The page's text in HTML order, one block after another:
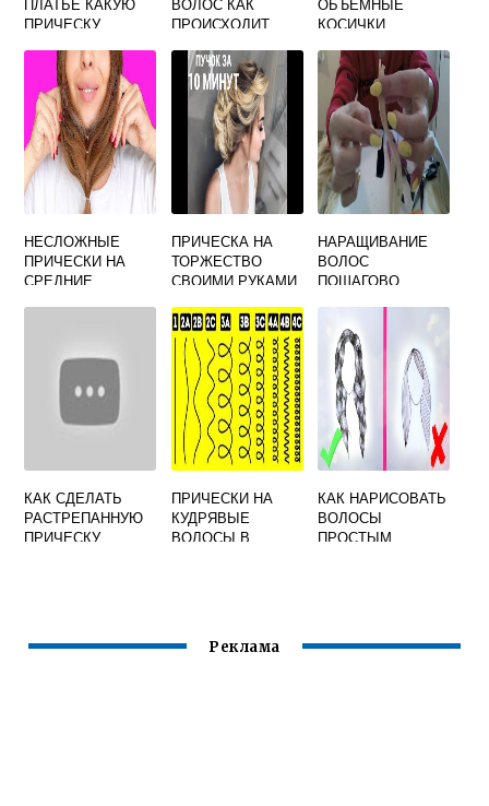
ПРИЧЕСКУ
ПРОИСХОДИТ
КОСИЧКИ
НЕСЛОЖНЫЕ
ПРИЧЕСКИ НА
СРЕДНИЕ
ПРИЧЕСКА НА
ТОРЖЕСТВО
СВОИМИ РУКАМИ
НАРАЩИВАНИЕ
ВОЛОС
ПОШАГОВО
КАК СДЕЛАТЬ
РАСТРЕПАННУЮ
ПРИЧЕСКУ
ПРИЧЕСКИ НА
КУДРЯВЫЕ
ВОЛОСЫ В
КАК НАРИСОВАТЬ
ВОЛОСЫ
ПРОСТЫМ
Реклама